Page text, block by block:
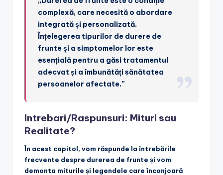
complexă, care necesită o abordare
integrată și personalizată.
Înțelegerea tipurilor de durere de
frunte și a simptomelor lor este
esențială pentru a găsi tratamentul
adecvat și a îmbunătăți sănătatea
persoanelor afectate.”
Intrebari/Raspunsuri: Mituri sau
Realitate?
În acest capitol, vom răspunde la întrebările
frecvente despre durerea de frunte și vom
demonta miturile și legendele care înconjoară